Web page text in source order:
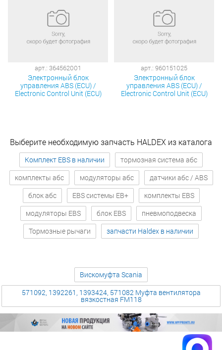
арт.: 364562001
Электронный блок
управления ABS (ECU) /
Electronic Control Unit (ECU)
арт.: 960151025
Электронный блок
управления ABS (ECU) /
Electronic Control Unit (ECU)
Выберите необходимую запчасть HALDEX из каталога
Комплект EBS в наличии
тормозная система абс
комплекты абс
модуляторы абс
датчики абс / ABS
блок абс
EBS системы EB+
комплекты EBS
модуляторы EBS
блок EBS
пневмоподвеска
Тормозные рычаги
запчасти Haldex в наличии
Вискомуфта Scania
571092, 1392261, 1393424, 571082 Муфта вентилятора
вязкостная FM118